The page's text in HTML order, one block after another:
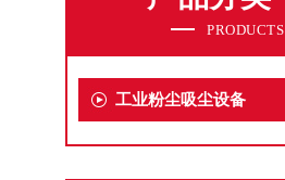
PRODUCTS
工业粉尘吸尘设备